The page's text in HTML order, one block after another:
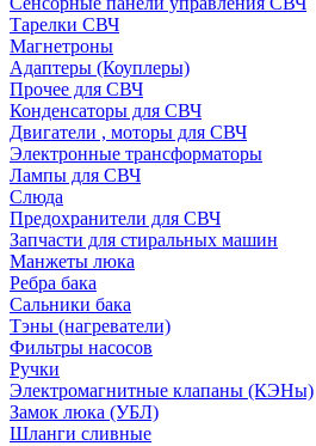
Тарелки СВЧ
Магнетроны
Адаптеры (Коуплеры)
Прочее для СВЧ
Конденсаторы для СВЧ
Двигатели , моторы для СВЧ
Электронные трансформаторы
Лампы для СВЧ
Слюда
Предохранители для СВЧ
Запчасти для стиральных машин
Манжеты люка
Ребра бака
Сальники бака
Тэны (нагреватели)
Фильтры насосов
Ручки
Электромагнитные клапаны (КЭНы)
Замок люка (УБЛ)
Шланги сливные